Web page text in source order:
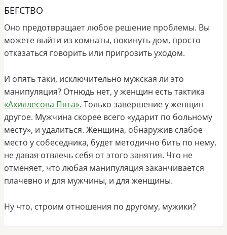
БЕГСТВО
Оно предотвращает любое решение проблемы. Вы
можете выйти из комнаты, покинуть дом, просто
отказаться говорить или пригрозить уходом.
И опять таки, исключительно мужская ли это
манипуляция? Отнюдь нет, у женщин есть тактика
«Ахиллесова Пята». Только завершение у женщин
другое. Мужчина скорее всего «ударит по больному
месту», и удалиться. Женщина, обнаружив слабое
место у собеседника, будет методично бить по нему,
не давая отвлечь себя от этого занятия. Что не
отменяет, что любая манипуляция заканчивается
плачевно и для мужчины, и для женщины.
Ну что, строим отношения по другому, мужики?